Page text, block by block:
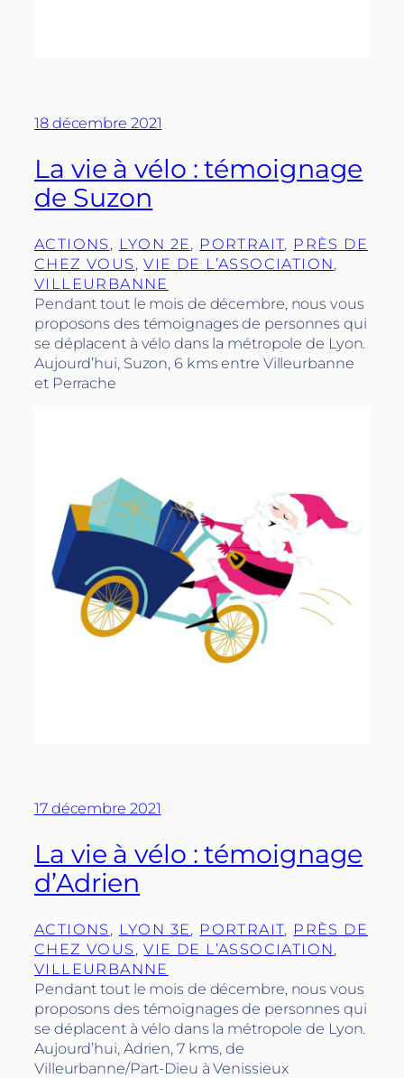
18 décembre 2021
La vie à vélo : témoignage
de Suzon
ACTIONS , LYON 2E, PORTRAIT, PRÈS DE
CHEZ VOUS , VIE DE L’ASSOCIATION
VILLEURBANNE
Pendant tout le mois de décembre, nous vous
proposons des témoignages de personnes qui
se déplacent à vélo dans la métropole de Lyon.
Aujourd’hui, Suzon, 6 kms entre Villeurbanne
et Perrache
17 décembre 2021
La vie à vélo : témoignage
d’Adrien
ACTIONS , LYON 3E, PORTRAIT, PRÈS DE
CHEZ VOUS , VIE DE L’ASSOCIATION
VILLEURBANNE
Pendant tout le mois de décembre, nous vous
proposons des témoignages de personnes qui
se déplacent à vélo dans la métropole de Lyon.
Aujourd’hui, Adrien, 7 kms, de
Villeurbanne/Part-Dieu à Venissieux